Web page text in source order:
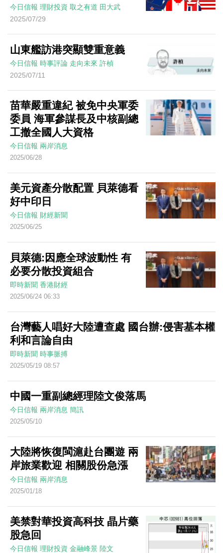
今日信報 理財投資 取之有道 田大武
2025/07/29
山東艦訪港突顯雙重意義
今日信報 時事評論 走向未來 許楨
2025/07/11
苗華嚴重違紀 被免中央軍委
委員 海軍參謀長及中核副總
工撤全國人大資格
今日信報 兩岸消息
2025/06/28
美元資產分散配置 貝萊德看
好中印日
今日信報 財經新聞
2025/06/25
貝萊德:因應全球波動性 有
必要分散投資組合
即時新聞 香港財經
2025/06/24 06:33
台灣藝人唱好大陸遭查處 國台辦:侵害基本權
利和言論自由
即時新聞 時事脈搏
2025/05/19 08:57
中國一重副總經理陸文俊落馬
今日信報 兩岸消息 簡訊
2025/05/10
大陸將恢復閩滬赴台團遊 兩
岸旅業歡迎 相關股份急漲
今日信報 兩岸消息
2025/01/18
美禁對華投資高科技 晶片藥
股急回
今日信報 理財投資 金融峰景 陸文